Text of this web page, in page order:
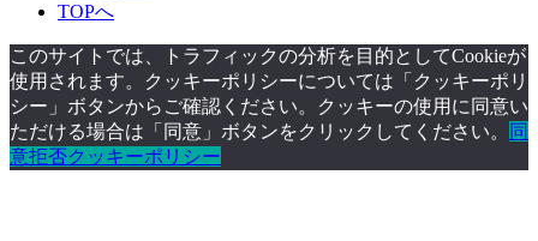
TOPへ
このサイトでは、トラフィックの分析を目的としてCookieが
使用されます。クッキーポリシーについては「クッキーポリ
シー」ボタンからご確認ください。クッキーの使用に同意い
ただける場合は「同意」ボタンをクリックしてください。
同
意拒否クッキーポリシー